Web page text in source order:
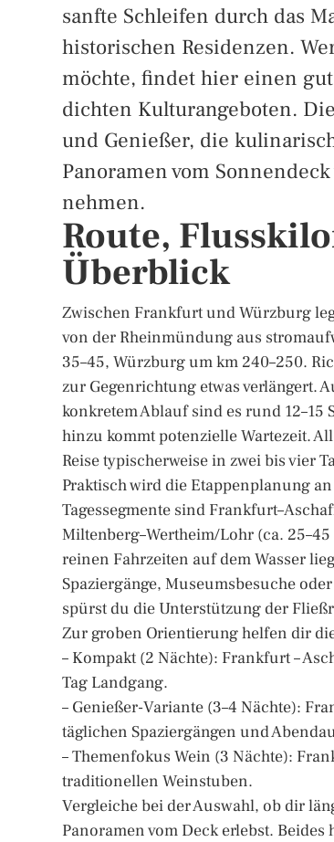
sanfte Schleifen durch das
historischen Residenzen.
möchte, findet hier einen
dichten Kulturangeboten.
und Genießer, die
Panoramen vom
nehmen.
Route,
Überblick
Zwischen Frankfurt und Würzburg
von der Rheinmündung aus
35–45, Würzburg um km 240–250.
zur Gegenrichtung etwas verlängert.
konkretem Ablauf sind es rund
hinzu kommt potenzielle Wartezeit.
Reise typischerweise in zwei bis vier
Praktisch wird die Etappenplanung
Tagessegmente sind
Miltenberg–Wertheim/Lohr (ca.
reinen Fahrzeiten auf dem Wasser
Spaziergänge, Museumsbesuche
spürst du die Unterstützung der
Zur groben Orientierung helfen dir
– Kompakt (2 Nächte): Frankfurt –
Tag Landgang.
– Genießer-Variante (3–4 Nächte):
täglichen Spaziergängen und
– Themenfokus Wein (3 Nächte):
traditionellen Weinstuben.
Vergleiche bei der Auswahl, ob dir
Panoramen vom Deck erlebst.